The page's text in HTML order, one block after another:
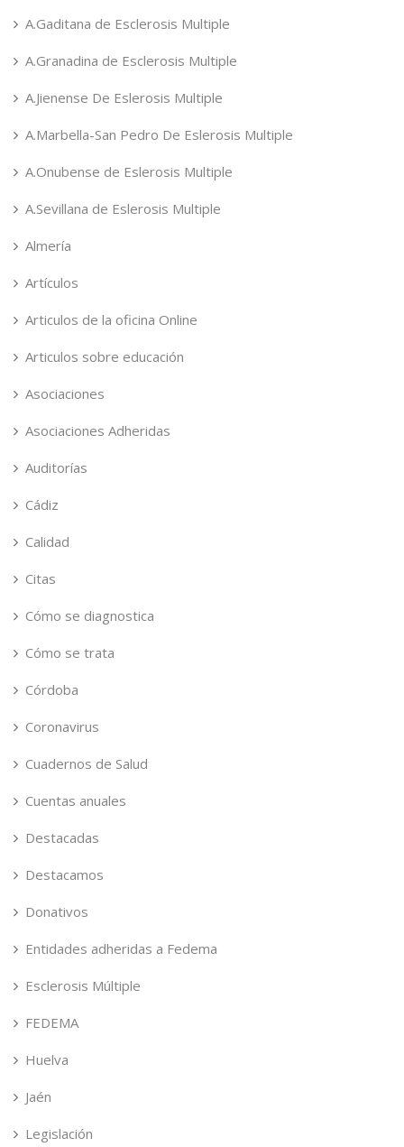
A.Gaditana de Esclerosis Multiple
A.Granadina de Esclerosis Multiple
A.Jienense De Eslerosis Multiple
A.Marbella-San Pedro De Eslerosis Multiple
A.Onubense de Eslerosis Multiple
A.Sevillana de Eslerosis Multiple
Almería
Artículos
Articulos de la oficina Online
Articulos sobre educación
Asociaciones
Asociaciones Adheridas
Auditorías
Cádiz
Calidad
Citas
Cómo se diagnostica
Cómo se trata
Córdoba
Coronavirus
Cuadernos de Salud
Cuentas anuales
Destacadas
Destacamos
Donativos
Entidades adheridas a Fedema
Esclerosis Múltiple
FEDEMA
Huelva
Jaén
Legislación